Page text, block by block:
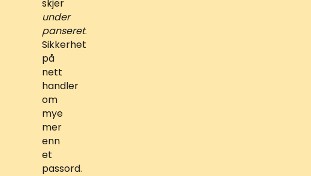
skjer
under
panseret.
Sikkerhet
på
nett
handler
om
mye
mer
enn
et
passord.